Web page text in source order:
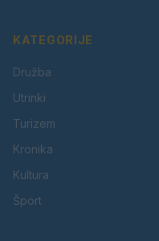
KATEGORIJE
Družba
Utrinki
Turizem
Kronika
Kultura
Šport